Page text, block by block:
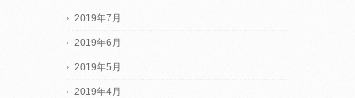
2019年7月
2019年6月
2019年5月
2019年4月